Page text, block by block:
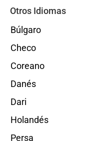
Otros Idiomas
Búlgaro
Checo
Coreano
Danés
Dari
Holandés
Persa